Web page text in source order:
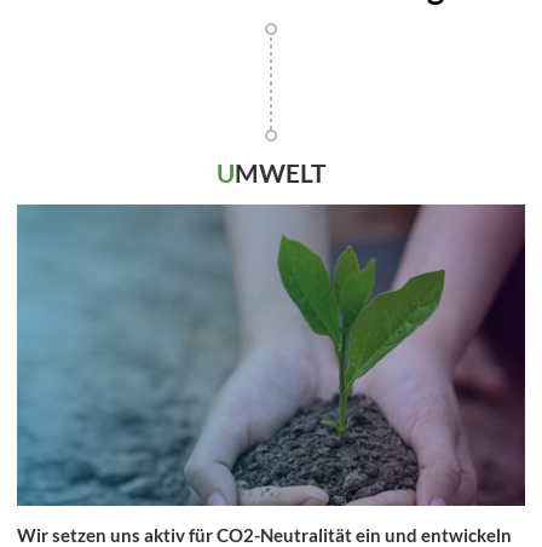
UMWELT
Wir setzen uns aktiv für CO2-Neutralität ein und entwickeln